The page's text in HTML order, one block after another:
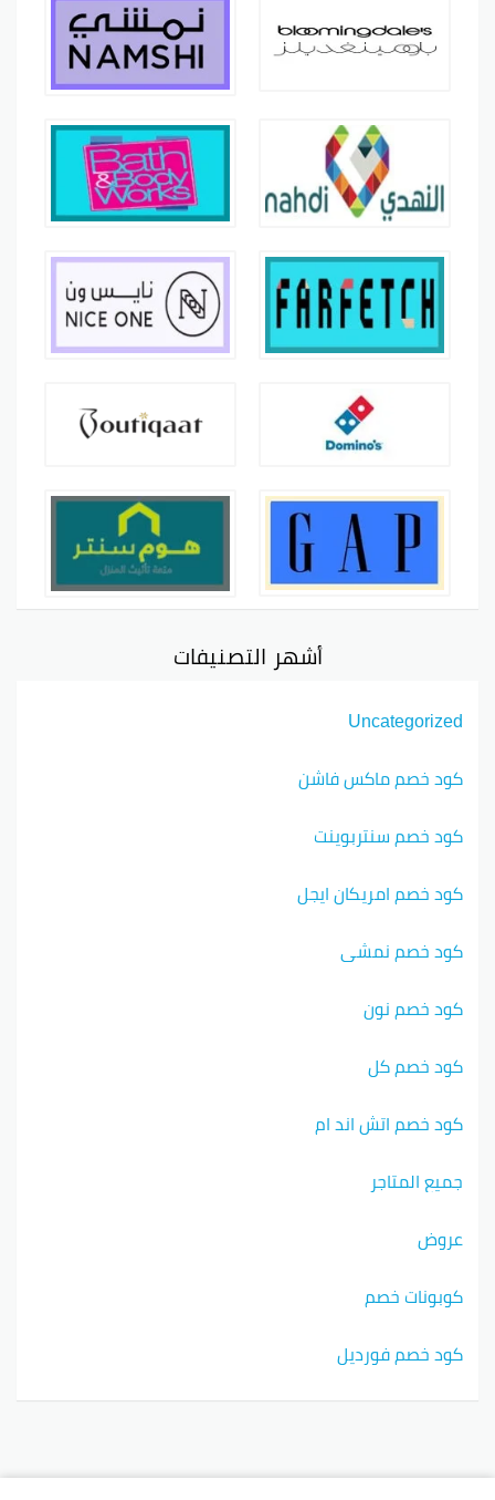
أشهر التصنيفات
Uncategorized
كود خصم ماكس فاشن
كود خصم سنتربوينت
كود خصم امريكان ايجل
كود خصم نمشي
كود خصم نون
كود خصم كل
كود خصم اتش اند ام
جميع المتاجر
عروض
كوبونات خصم
كود خصم فورديل